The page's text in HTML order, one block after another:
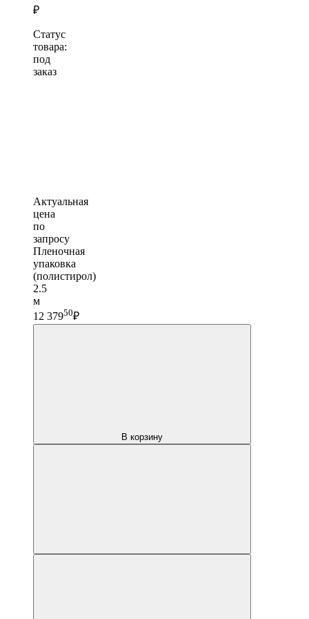
₽
Статус
товара:
под
заказ
Актуальная
цена
по
запросу
Пленочная
упаковка
(полистирол)
2.5
м
12 37950₽
В корзину